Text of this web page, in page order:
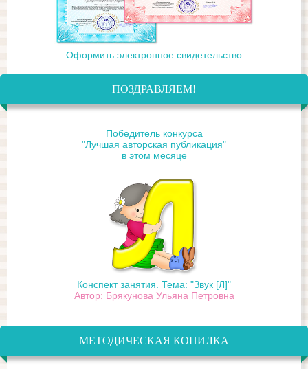
Оформить электронное свидетельство
ПОЗДРАВЛЯЕМ!
Победитель конкурса
"Лучшая авторская публикация"
в этом месяце
Конспект занятия. Тема: "Звук [Л]"
Автор: Брякунова Ульяна Петровна
МЕТОДИЧЕСКАЯ КОПИЛКА